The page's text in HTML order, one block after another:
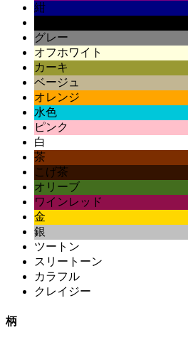
紺
グレー
オフホワイト
カーキ
ベージュ
オレンジ
水色
ピンク
白
茶
こげ茶
オリーブ
ワインレッド
金
銀
ツートン
スリートーン
カラフル
クレイジー
柄